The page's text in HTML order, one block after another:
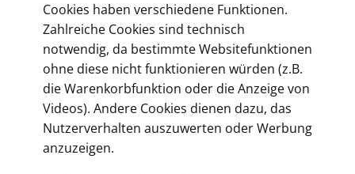
Cookies haben verschiedene Funktionen.
Zahlreiche Cookies sind technisch
notwendig, da bestimmte Websitefunktionen
ohne diese nicht funktionieren würden (z.B.
die Warenkorbfunktion oder die Anzeige von
Videos). Andere Cookies dienen dazu, das
Nutzerverhalten auszuwerten oder Werbung
anzuzeigen.